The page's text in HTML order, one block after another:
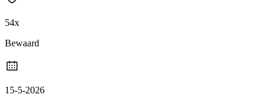
54x
Bewaard
15-5-2026